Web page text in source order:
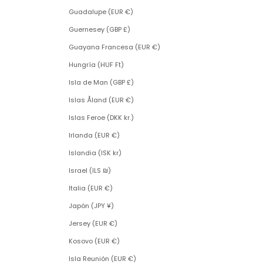
Guadalupe (EUR €)
Guernesey (GBP £)
Guayana Francesa (EUR €)
Hungría (HUF Ft)
Isla de Man (GBP £)
Islas Åland (EUR €)
Islas Feroe (DKK kr.)
Irlanda (EUR €)
Islandia (ISK kr)
Israel (ILS ₪)
Italia (EUR €)
Japón (JPY ¥)
Jersey (EUR €)
Kosovo (EUR €)
Isla Reunión (EUR €)